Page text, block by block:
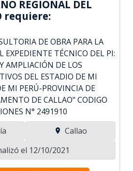
REGIONAL DEL
requiere:
DE OBRA PARA LA
EXPEDIENTE TÉCNICO DEL PI:
AMPLIACIÓN DE LOS
DEL ESTADIO DE MI
MI PERÚ-PROVINCIA DE
DE CALLAO" CODIGO
N° 2491910
Callao
el 12/10/2021